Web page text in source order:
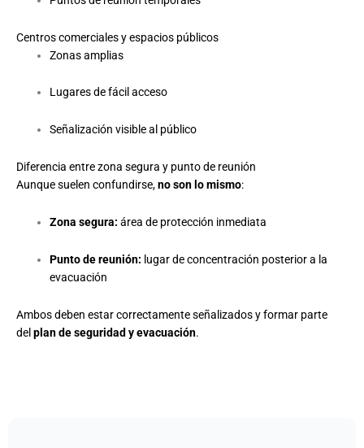
Centros comerciales y espacios públicos
Zonas amplias
Lugares de fácil acceso
Señalización visible al público
Diferencia entre zona segura y punto de reunión
Aunque suelen confundirse,no son lo mismo:
Zona segura: área de protección inmediata
Punto de reunión: lugar de concentración posterior a la
evacuación
Ambos deben estar correctamente señalizados y formar parte
del plan de seguridad y evacuación.